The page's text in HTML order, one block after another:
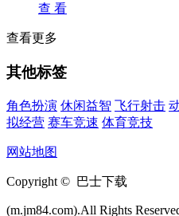
查 看
查看更多
其他标签
角色扮演 休闲益智 飞行射击
拟经营 赛车竞速 体育竞技
网站地图
Copyright © 巴士下载
(m.jm84.com).All Rights